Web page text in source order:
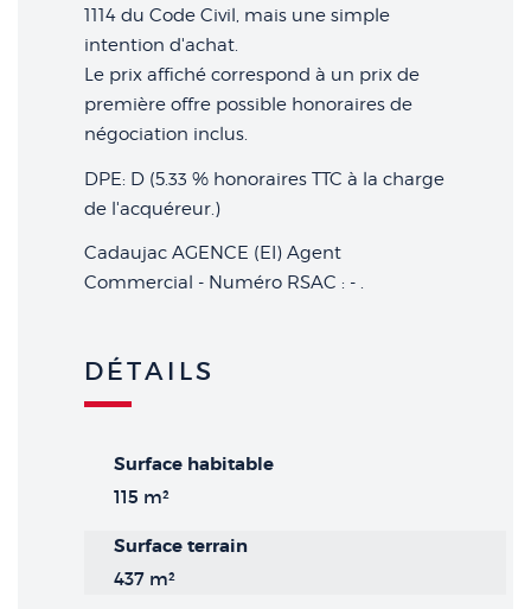
1114 du Code Civil, mais une simple
intention d'achat.
Le prix affiché correspond à un prix de
première offre possible honoraires de
négociation inclus.
DPE: D (5.33 % honoraires TTC à la charge
de l'acquéreur.)
Cadaujac AGENCE (EI) Agent
Commercial - Numéro RSAC : - .
DÉTAILS
Surface habitable
115 m²
Surface terrain
437 m²